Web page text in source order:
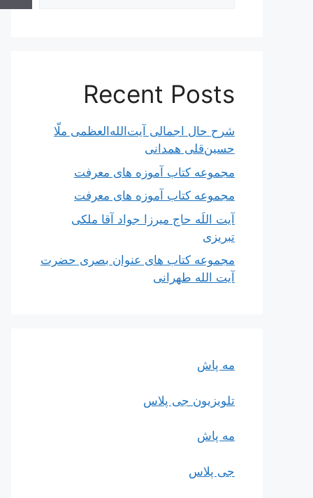
Recent Posts
شرح حال اجمالی آیت‌الله‌العظمی ملّا
حسین‌قلی همدانی
مجموعه کتاب آموزه های معرفت
مجموعه کتاب آموزه های معرفت
آیت اللَه حاج میرزا جواد آقا ملکی
تبریزی
مجموعه کتاب های عنوان بصری حضرت
آیت الله طهرانی
مه پاش
تلویزیون جی پلاس
مه پاش
جی پلاس